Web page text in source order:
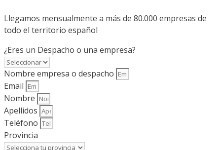
Llegamos mensualmente a más de 80.000 empresas de
todo el territorio español
¿Eres un Despacho o una empresa?
Nombre empresa o despacho
Email
Nombre
Apellidos
Teléfono
Provincia